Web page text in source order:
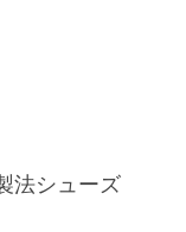
法シューズ